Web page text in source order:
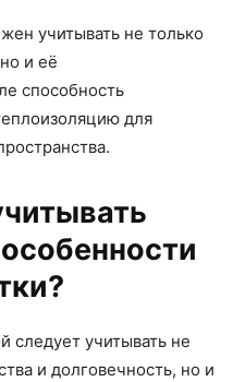
учитывать не только
и её
способность
для
следует учитывать не
и долговечность, но и